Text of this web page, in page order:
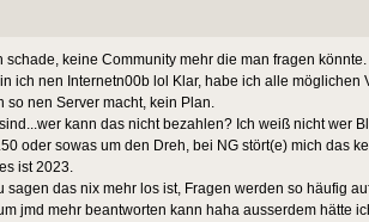
schade, keine Community mehr die man fragen
ich nen Internetn00b lol Klar, habe ich alle möglichen
so nen Server macht, kein Plan.
kann das nicht bezahlen? Ich weiß nicht wer
oder sowas um den Dreh, bei NG stört(e) mich das
ist 2023.
sagen das nix mehr los ist, Fragen werden so häufig
jmd mehr beantworten kann haha ausserdem hätte